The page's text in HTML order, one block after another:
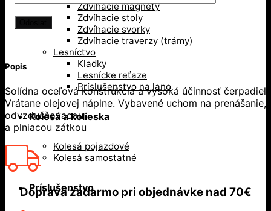
Zdvíhacie magnety
Zdvíhacie stoly
Zdvíhacie svorky
Zdvíhacie traverzy (trámy)
Lesníctvo
Kladky
Lesnícke reťaze
Príslušenstvo na lano
Kolesá a kolieska
Kolesá pojazdové
Kolesá samostatné
Príslušenstvo
Popis
Solídna oceľová konštrukcia a vysoká účinnosť čerpadiel
Vrátane olejovej náplne. Vybavené uchom na prenášanie,
odvzdušňovacou
a plniacou zátkou
Doprava zadarmo pri objednávke nad 70€